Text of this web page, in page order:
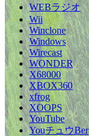
WEBラジオ
Wii
Winclone
Windows
Wirecast
WONDER
X68000
XBOX360
xfrog
XOOPS
YouTube
YouチュウBer